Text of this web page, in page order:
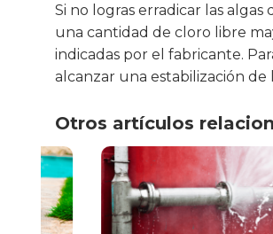
Si no logras erradicar las
una cantidad de cloro libre
indicadas por el fabricante.
alcanzar una estabilización de
Otros artículos